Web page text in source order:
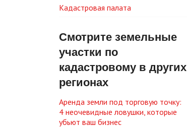
Кадастровая палата
Смотрите земельные
участки по
кадастровому в других
регионах
Аренда земли под торговую точку:
4 неочевидные ловушки, которые
убьют ваш бизнес